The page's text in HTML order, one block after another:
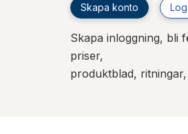
Skapa konto
Skapa inloggning, bli
priser,
produktblad,